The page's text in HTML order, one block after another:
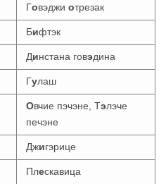
Говэджи отрезак
Бифтэк
Динстана говэдина
Гулаш
Овчие пэчэне, Тэлэче
печэне
Джигэрице
Плескавица